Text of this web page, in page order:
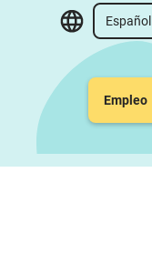
Español
Empleo